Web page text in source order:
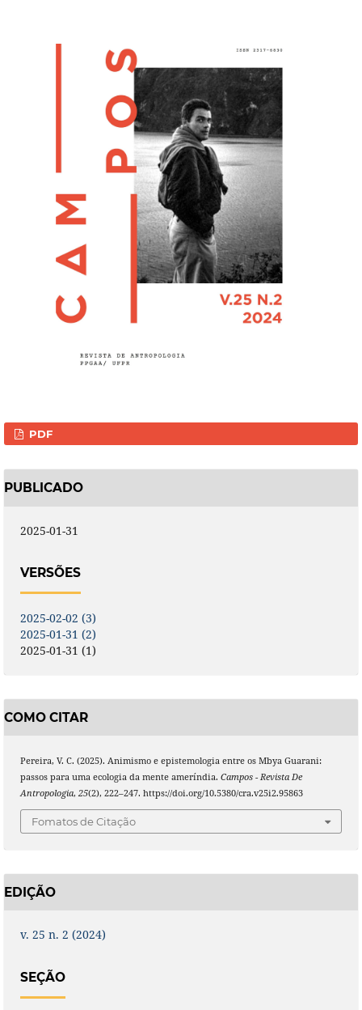
PDF
PUBLICADO
2025-01-31
VERSÕES
2025-02-02 (3)
2025-01-31 (2)
2025-01-31 (1)
COMO CITAR
Pereira, V. C. (2025). Animismo e epistemologia entre os Mbya Guarani:
passos para uma ecologia da mente ameríndia. Campos - Revista De
Antropologia, 25(2), 222–247. https://doi.org/10.5380/cra.v25i2.95863
Fomatos de Citação
EDIÇÃO
v. 25 n. 2 (2024)
SEÇÃO